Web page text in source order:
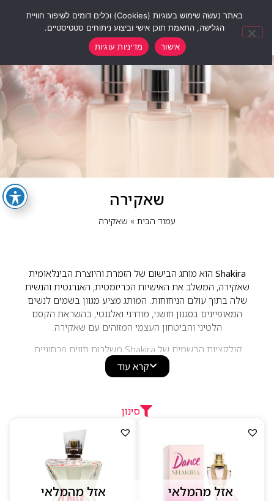
שאקירה
עמוד הבית» שאקירה
Shakiraהוא מותג הבישום של הזמרת והיוצרת הבינלאומית
שאקירה, המשלב את האישיות הכריזמטית, האנרגטית והנשית
שלה בתוך עולם הניחוחות. המותג מציע מגוון בשמים לנשים
המאופיינים בסגנון חושני, מודרני ואלגנטי, בהשראת הקסם
הלטיני והביטחון העצמי המזוהים עם שאקירה.
קולקציות הבשמים של Shakira משלבות תווים פרחוניים,
פירותיים, מתוקים ומזרחיים, היוצרים ניחוחות נשיים, מלאי
חיים ומחמיאים. בזכות עיצוב מרשים, ניחוחות נעימים
בושם אופנתי, חושני ובעל נוכחות לשימוש יומיומי או לערב.
קרא עוד
סינון
אזל מהמלאי אזל מהמלאי
באתר נעשה שימוש בעוגיות (Cookies) וכלים דומים לשיפור חוויית
הגלישה, התאמת תוכן אישי וביצוע ניתוחים סטטיסטיים.
אישור
מדיניות עוגיות